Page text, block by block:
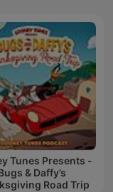
Tunes Presents -
& Daffy’s
Road Trip